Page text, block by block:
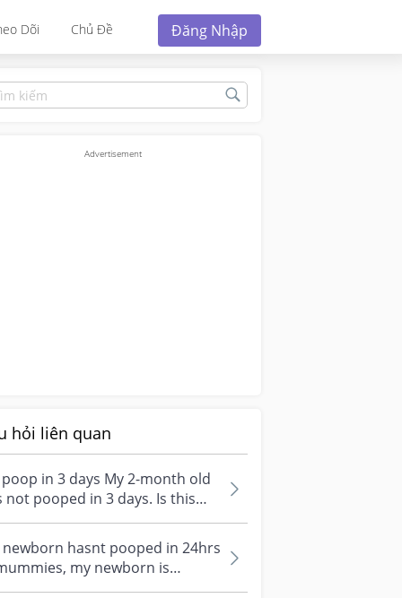
Dõi Chủ Đề Đăng Nhập
hỏi liên quan
in 3 days My 2-month old
not pooped in 3 days. Is this
He used to poop daily
newborn hasnt pooped in 24hrs
my newborn is
1 week old, he hasnt poop